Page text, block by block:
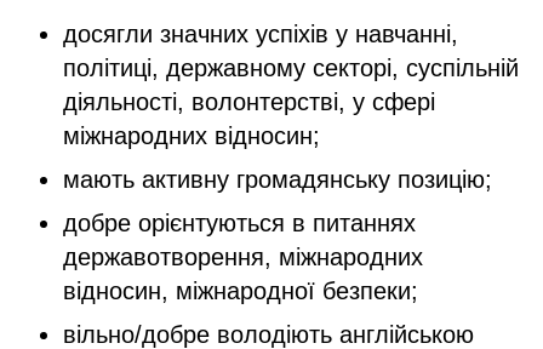
досягли значних успіхів у навчанні,
політиці, державному секторі, суспільній
діяльності, волонтерстві, у сфері
міжнародних відносин;
мають активну громадянську позицію;
добре орієнтуються в питаннях
державотворення, міжнародних
відносин, міжнародної безпеки;
вільно/добре володіють англійською